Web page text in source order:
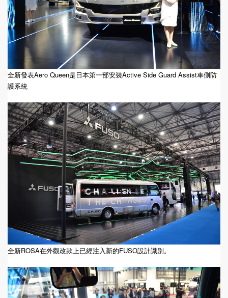
全新發表Aero Queen是日本第一部安裝Active Side Guard Assist車側防
護系統
全新ROSA在外觀改款上已經注入新的FUSO設計識別。